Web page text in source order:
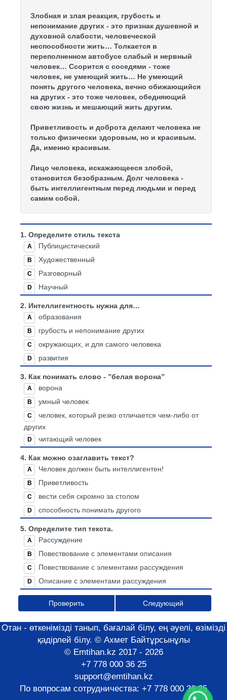
Раздел-16
Раздел-17
Раздел-18
Раздел-19
Раздел-21
Раздел-22
Раздел-23
Раздел-24
Раздел-25
Злобная и злая реакция, грубость и
непонимание других - это признак душевной и
духовной слабости, человеческой
неспособности жить… Толкается в
переполненном автобусе слабый и нервный
человек… Ссорится с соседями - тоже
человек, не умеющий жить… Не умеющий
понять другого человека, вечно обижающийся
на других - это тоже человек, обедняющий
свою жизнь и мешающий жить другим.
Приветливость и доброта делают человека не
только физически здоровым, но и красивым.
Да, именно красивым.
Лицо человека, искажающееся злобой,
становится безобразным. Долг человека -
быть интеллигентным перед людьми и перед
самим собой.
1. Определите стиль текста
A Публицистический
B Художественный
C Разговорный
D Научный
2. Интеллигентность нужна для…
A образования
B грубость и непонимание других
C окружающих, и для самого человека
D развития
3. Как понимать слово - ”белая ворона”
A ворона
B умный человек
C
человек, который резко отличается чем-либо от
других
D читающий человек
4. Как можно озаглавить текст?
A Человек должен быть интеллигентен!
B Приветливость
C вести себя скромно за столом
D способность понимать другого
5. Определите тип текста.
A Рассуждение
B Повествование с элементами описания
C Повествование с элементами рассуждения
D Описание с элементами рассуждения
Проверить Следующий
Отан - өткенімізді танып, бағалай білу, ең әуелі, өзімізді
қадірлей білу. © Ахмет Байтұрсынұлы
© Emtihan.kz 2017 - 2026
+7 778 000 36 25
support@emtihan.kz
По вопросам сотрудничества: +7 778 000 36 25